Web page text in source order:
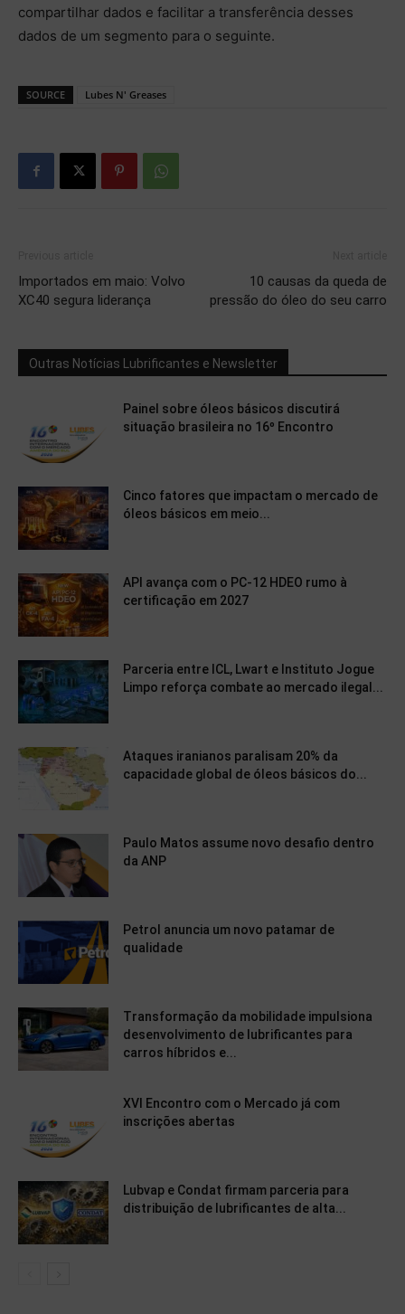
compartilhar dados e facilitar a transferência desses
dados de um segmento para o seguinte.
SOURCE Lubes N' Greases
Importados em maio: Volvo
XC40 segura liderança
10 causas da queda de
pressão do óleo do seu carro
Outras Notícias Lubrificantes e Newsletter
Painel sobre óleos básicos discutirá
situação brasileira no 16º Encontro
Cinco fatores que impactam o mercado de
óleos básicos em meio...
API avança com o PC-12 HDEO rumo à
certificação em 2027
Parceria entre ICL, Lwart e Instituto Jogue
Limpo reforça combate ao mercado ilegal...
Ataques iranianos paralisam 20% da
capacidade global de óleos básicos do...
Paulo Matos assume novo desafio dentro
da ANP
Petrol anuncia um novo patamar de
qualidade
Transformação da mobilidade impulsiona
desenvolvimento de lubrificantes para
carros híbridos e...
XVI Encontro com o Mercado já com
inscrições abertas
Lubvap e Condat firmam parceria para
distribuição de lubrificantes de alta...